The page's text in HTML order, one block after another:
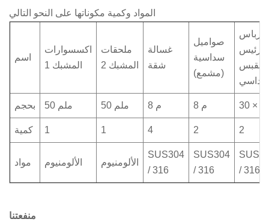
المواد وكمية مكوناتها على النحو التالي
اسم
اكسسوارات
المشبك 1
ملحقات
المشبك 2
غسالة
شقة
صواميل
سداسية
(مشمع)
رئيس
المقبس
بحجم 50 ملم 50 ملم م 8 م 8
كمية 1 1 4 2 2
مواد الألومنيوم الألومنيوم
SUS304
/ 316
SUS304
/ 316
/ 316
منفعتنا